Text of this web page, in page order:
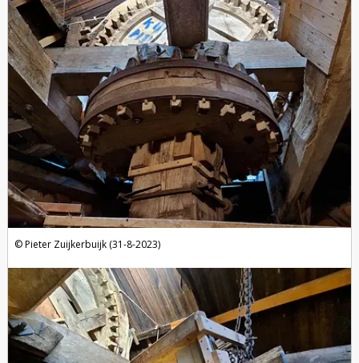
Pieter Zuijkerbuijk (31-8-2023)